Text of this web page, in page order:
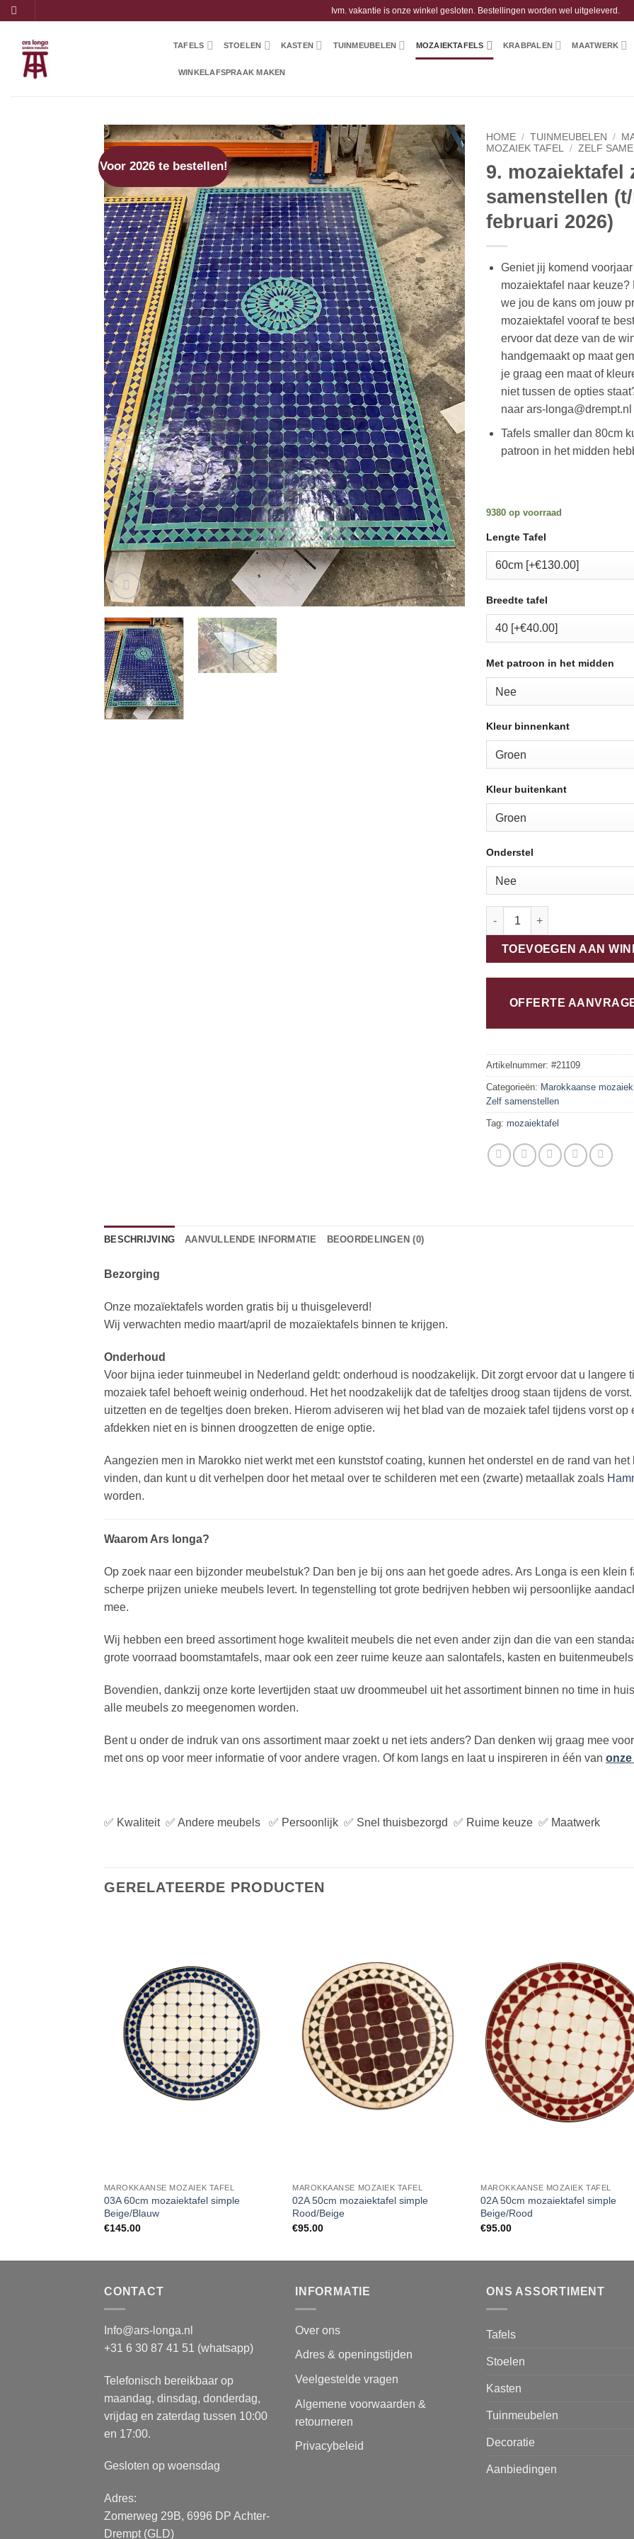
Ga
inhoud
Ivm. vakantie is onze winkel gesloten. Bestellingen worden wel uitgeleverd.
TAFELS STOELEN KASTEN TUINMEUBELEN MOZAIEKTAFELS KRABPALEN MAATWERK
WINKELAFSPRAAK MAKEN
Voor 2026 te bestellen!
HOME / TUINMEUBELEN /
MOZAIEK TAFEL / ZELF
9. mozaiektafel
samenstellen
februari 2026)
Geniet jij komend
mozaiektafel naar keuze?
we jou de kans om jouw
mozaiektafel vooraf te
ervoor dat deze van de
handgemaakt op maat
je graag een maat of
niet tussen de opties
naar ars-longa@drempt.nl
Tafels smaller dan 80cm
patroon in het midden
9380 op voorraad
Lengte Tafel
Breedte tafel
Met patroon in het midden
Kleur binnenkant
Kleur buitenkant
Onderstel
9. mozaiektafel zelf
TOEVOEGEN AAN
OFFERTE
Artikelnummer: #21109
Categorieën: Marokkaanse
Zelf samenstellen
Tag: mozaiektafel
BESCHRIJVING AANVULLENDE INFORMATIE BEOORDELINGEN (0)
Bezorging
Onze mozaïektafels worden gratis bij u thuisgeleverd!
Wij verwachten medio maart/april de mozaïektafels binnen te krijgen.
Onderhoud
Voor bijna ieder tuinmeubel in Nederland geldt: onderhoud is noodzakelijk. Dit zorgt ervoor dat u langere
mozaiek tafel behoeft weinig onderhoud. Het het noodzakelijk dat de tafeltjes droog staan tijdens de
uitzetten en de tegeltjes doen breken. Hierom adviseren wij het blad van de mozaiek tafel tijdens vorst
afdekken niet en is binnen droogzetten de enige optie.
Aangezien men in Marokko niet werkt met een kunststof coating, kunnen het onderstel en de rand van
vinden, dan kunt u dit verhelpen door het metaal over te schilderen met een (zwarte) metaallak zoals
worden.
Waarom Ars longa?
Op zoek naar een bijzonder meubelstuk? Dan ben je bij ons aan het goede adres. Ars Longa is een klein
scherpe prijzen unieke meubels levert. In tegenstelling tot grote bedrijven hebben wij persoonlijke
mee.
Wij hebben een breed assortiment hoge kwaliteit meubels die net even ander zijn dan die van een
grote voorraad boomstamtafels, maar ook een zeer ruime keuze aan salontafels, kasten en
Bovendien, dankzij onze korte levertijden staat uw droommeubel uit het assortiment binnen no time in
alle meubels zo meegenomen worden.
Bent u onder de indruk van ons assortiment maar zoekt u net iets anders? Dan denken wij graag mee
met ons op voor meer informatie of voor andere vragen. Of kom langs en laat u inspireren in één van
✅ Kwaliteit ✅ Andere meubels ✅ Persoonlijk ✅ Snel thuisbezorgd ✅ Ruime keuze ✅ Maatwerk
GERELATEERDE PRODUCTEN
MAROKKAANSE MOZAIEK TAFEL
03A 60cm mozaiektafel simple
Beige/Blauw
€145.00
MAROKKAANSE MOZAIEK TAFEL
02A 50cm mozaiektafel simple
Rood/Beige
€95.00
MAROKKAANSE MOZAIEK TAFEL
02A 50cm mozaiektafel simple
Beige/Rood
€95.00
CONTACT
Info@ars-longa.nl
+31 6 30 87 41 51 (whatsapp)
Telefonisch bereikbaar op
maandag, dinsdag, donderdag,
vrijdag en zaterdag tussen 10:00
en 17:00.
Gesloten op woensdag
Adres:
Zomerweg 29B, 6996 DP Achter-
Drempt (GLD)
INFORMATIE
Over ons
Adres & openingstijden
Veelgestelde vragen
Algemene voorwaarden &
retourneren
Privacybeleid
ONS ASSORTIMENT
Tafels
Stoelen
Kasten
Tuinmeubelen
Decoratie
Aanbiedingen